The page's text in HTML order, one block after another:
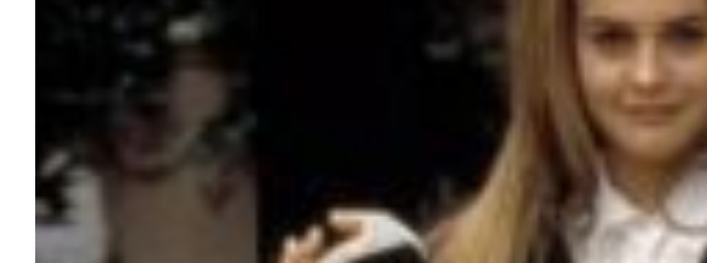
n
a
u
s
Ö
st
e
r